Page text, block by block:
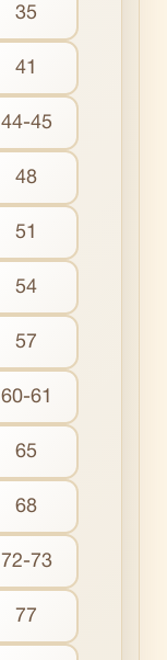
35
41
44-45
48
51
54
57
60-61
65
68
72-73
77